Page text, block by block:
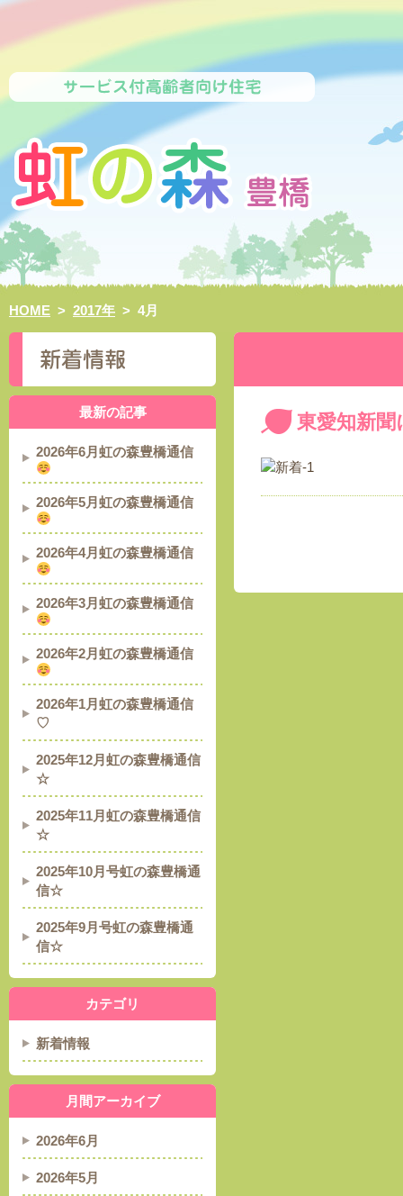
HOME > 2017年 > 4月
東愛知新
最新の記事
2026年6月虹の森豊橋通信
2026年5月虹の森豊橋通信
2026年4月虹の森豊橋通信
2026年3月虹の森豊橋通信
2026年2月虹の森豊橋通信
2026年1月虹の森豊橋通信
♡
2025年12月虹の森豊橋通信
☆
2025年11月虹の森豊橋通信
☆
2025年10月号虹の森豊橋通
信☆
2025年9月号虹の森豊橋通
信☆
カテゴリ
新着情報
月間アーカイブ
2026年6月
2026年5月